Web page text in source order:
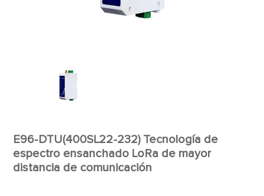
E96-DTU(400SL22-232) Tecnología de
espectro ensanchado LoRa de mayor
distancia de comunicación